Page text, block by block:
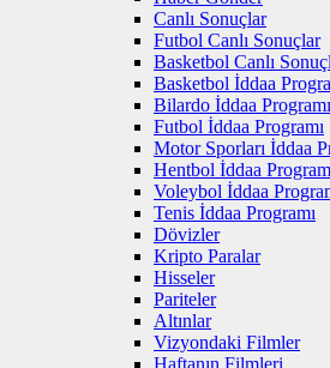
Canlı Sonuçlar
Futbol Canlı Sonuçlar
Basketbol Canlı
Basketbol İddaa
Bilardo İddaa Programı
Futbol İddaa Programı
Motor Sporları İddaa
Hentbol İddaa
Voleybol İddaa
Tenis İddaa Programı
Dövizler
Kripto Paralar
Hisseler
Pariteler
Altınlar
Vizyondaki Filmler
Haftanın Filmleri